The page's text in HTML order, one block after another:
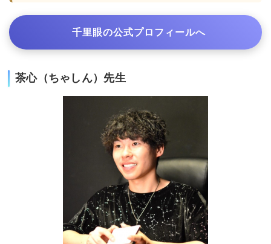
千里眼の公式プロフィールへ
茶心（ちゃしん）先生